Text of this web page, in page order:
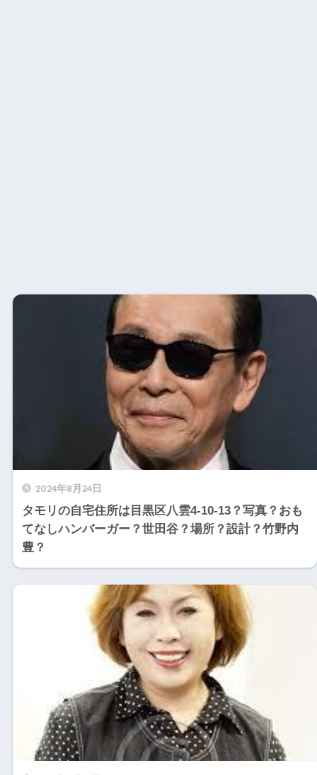
2024年8月24日
タモリの自宅住所は目黒区八雲4-10-13？写真？おも
てなしハンバーガー？世田谷？場所？設計？竹野内
豊？